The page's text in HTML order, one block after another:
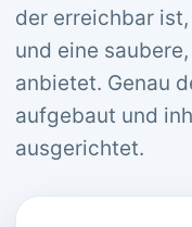
der erreichbar
und eine
anbietet. Genau
aufgebaut und
ausgerichtet.